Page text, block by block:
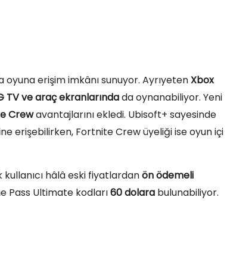
oyuna erişim imkânı sunuyor. AyrıyetenXbox
TV ve araç ekranlarındada oynanabiliyor. Yeni
Crewavantajlarını ekledi. Ubisoft+ sayesinde
erişebilirken, Fortnite Crew üyeliği ise oyun içi
kullanıcı hâlâ eski fiyatlardanön ödemeli
Pass Ultimate kodları60 dolara bulunabiliyor.